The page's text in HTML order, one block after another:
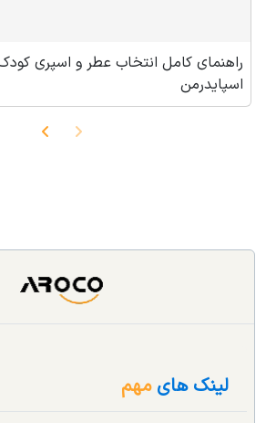
راهنمای کامل انتخاب عطر و اسپری کودک؛
اسپایدرمن
لینک هایمهم